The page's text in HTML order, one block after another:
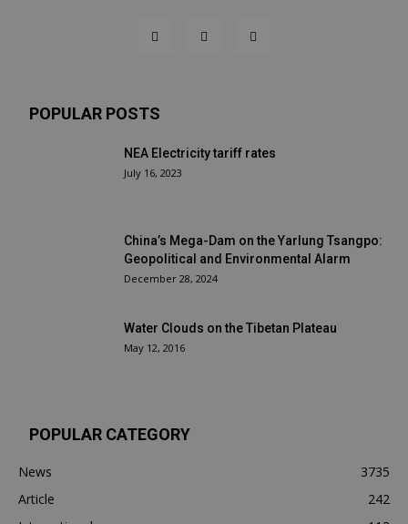
POPULAR POSTS
NEA Electricity tariff rates
July 16, 2023
China’s Mega-Dam on the Yarlung Tsangpo:
Geopolitical and Environmental Alarm
December 28, 2024
Water Clouds on the Tibetan Plateau
May 12, 2016
POPULAR CATEGORY
News
3735
Article
242